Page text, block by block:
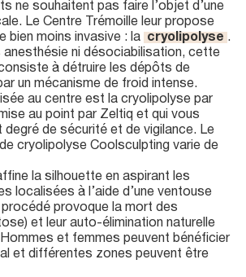
ne souhaitent pas faire l’objet d’une
Le Centre Trémoille leur propose
bien moins invasive : la
cryolipolyse .
anesthésie ni désociabilisation, cette
à détruire les dépôts de
un mécanisme de froid intense.
au centre est la cryolipolyse par
au point par Zeltiq et qui vous
degré de sécurité et de vigilance. Le
de cryolipolyse Coolsculpting varie de
la silhouette en aspirant les
localisées à l’aide d’une ventouse
provoque la mort des
et leur auto-élimination naturelle
et femmes peuvent bénéficier
et différentes zones peuvent être